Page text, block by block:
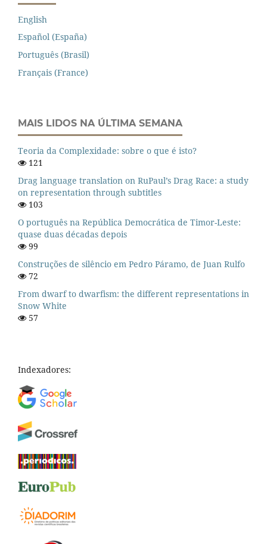
English
Español (España)
Português (Brasil)
Français (France)
MAIS LIDOS NA ÚLTIMA SEMANA
Teoria da Complexidade: sobre o que é isto?
121
Drag language translation on RuPaul’s Drag Race: a study
on representation through subtitles
103
O português na República Democrática de Timor-Leste:
quase duas décadas depois
99
Construções de silêncio em Pedro Páramo, de Juan Rulfo
72
From dwarf to dwarfism: the different representations in
Snow White
57
Indexadores: